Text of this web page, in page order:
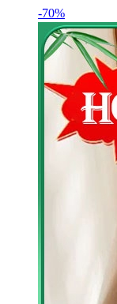
฿7,516.
-70%